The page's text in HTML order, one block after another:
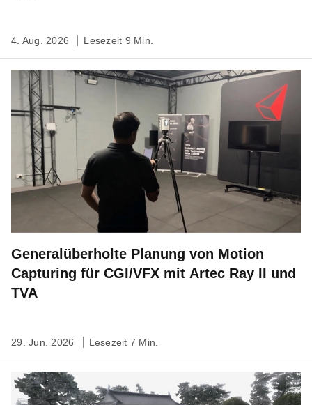
4. Aug. 2026 Lesezeit 9 Min.
Generalüberholte Planung von Motion
Capturing für CGI/VFX mit Artec Ray II und
TVA
29. Jun. 2026 Lesezeit 7 Min.